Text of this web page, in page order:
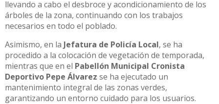
llevando a cabo el desbroce y acondicionamiento de los
árboles de la zona, continuando con los trabajos
necesarios en todo el poblado.
Asimismo, en la Jefatura de Policía Local, se ha
procedido a la colocación de vegetación de temporada,
mientras que en el Pabellón Municipal Cronista
Deportivo Pepe Álvarez se ha ejecutado un
mantenimiento integral de las zonas verdes,
garantizando un entorno cuidado para los usuarios.